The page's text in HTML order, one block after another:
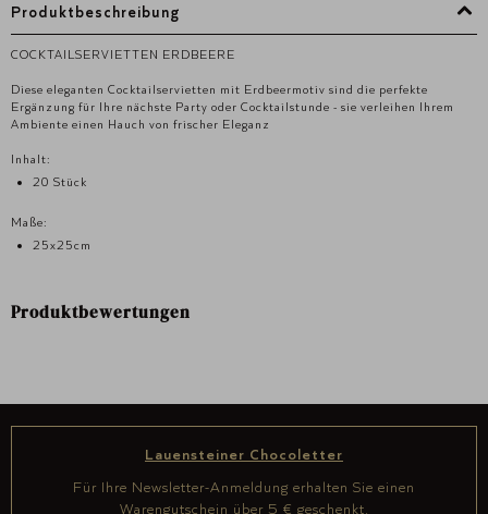
Produktbeschreibung
COCKTAILSERVIETTEN ERDBEERE
Diese eleganten Cocktailservietten mit Erdbeermotiv sind die perfekte
Ergänzung für Ihre nächste Party oder Cocktailstunde - sie verleihen Ihrem
Ambiente einen Hauch von frischer Eleganz
Inhalt:
20 Stück
Maße:
25x25cm
Produktbewertungen
Lauensteiner Chocoletter
Für Ihre Newsletter-Anmeldung erhalten Sie einen
Warengutschein über 5 € geschenkt.